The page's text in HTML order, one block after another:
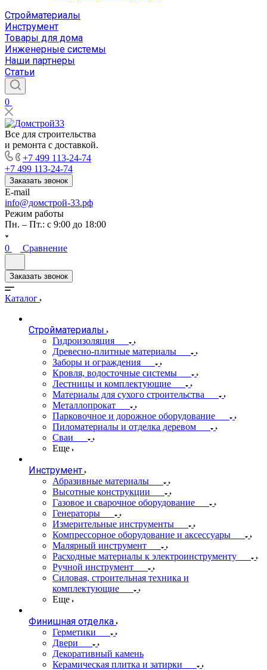
Стройматериалы
Инструмент
Товары для дома
Инженерные системы
Наши партнеры
Статьи
0
Все для строительства
и ремонта с доставкой.
+7 499 113-24-74
+7 499 113-24-74
Заказать звонок
E-mail
info@домстрой-33.рф
Режим работы
Пн. – Пт.: с 9:00 до 18:00
0 Сравнение
Заказать звонок
Каталог
Стройматериалы
Гидроизоляция
Древесно-плитные материалы
Заборы и ограждения
Кровля, водосточные системы
Лестницы и комплектующие
Материалы для сухого строительства
Металлопрокат
Парковочное и дорожное оборудование
Пиломатериалы и отделка деревом
Сваи
Еще
Инструмент
Абразивные материалы
Высотные конструкции
Газовое и сварочное оборудование
Генераторы
Измерительные инструменты
Компрессорное оборудование и аксессуары
Малярный инструмент
Расходные материалы к электроинструменту
Ручной инструмент
Силовая, строительная техника и
комплектующие
Еще
Финишная отделка
Герметики
Двери
Декоративный камень
Керамическая плитка и затирки